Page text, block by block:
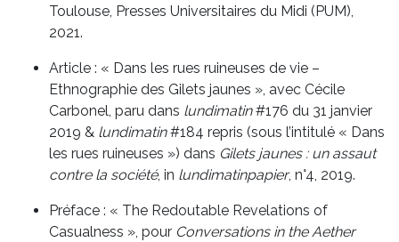
Toulouse, Presses Universitaires du Midi (PUM),
2021.
Article : « Dans les rues ruineuses de vie –
Ethnographie des Gilets jaunes », avec Cécile
Carbonel, paru dans lundimatin#176 du 31 janvier
2019 & lundimatin#184 repris (sous l’intitulé « Dans
les rues ruineuses ») dans Gilets jaunes : un assaut
contre la société, in lundimatinpapier, n°4, 2019.
Préface : « The Redoutable Revelations of
Casualness », pour Conversations in the Aether